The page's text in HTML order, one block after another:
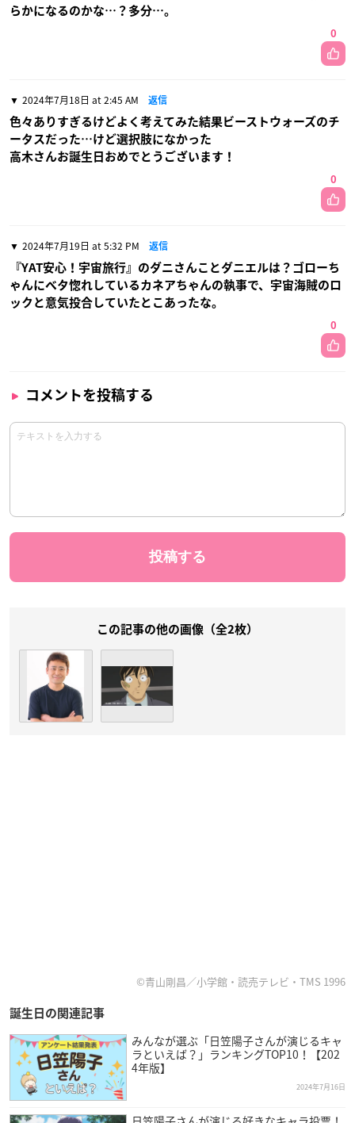
らかになるのかな…？多分…。
0
2024年7月18日 at 2:45 AM 返信
色々ありすぎるけどよく考えてみた結果ビーストウォーズのチ
ータスだった…けど選択肢になかった
高木さんお誕生日おめでとうございます！
0
2024年7月19日 at 5:32 PM 返信
『YAT安心！宇宙旅行』のダニさんことダニエルは？ゴローち
ゃんにベタ惚れしているカネアちゃんの執事で、宇宙海賊のロ
ックと意気投合していたとこあったな。
0
コメントを投稿する
この記事の他の画像（全2枚）
©青山剛昌／小学館・読売テレビ・TMS 1996
誕生日の関連記事
みんなが選ぶ「日笠陽子さんが演じるキャ
ラといえば？」ランキングTOP10！【202
4年版】
2024年7月16日